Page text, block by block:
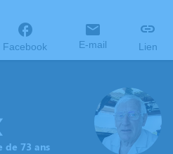
Facebook E-mail Lien
de 73 ans